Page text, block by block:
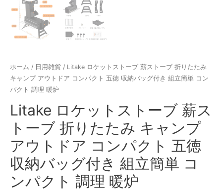
ホーム / 日用雑貨 / Litake ロケットストーブ 薪ストーブ 折りたたみ
キャンプ アウトドア コンパクト 五徳 収納バッグ付き 組立簡単 コン
パクト 調理 暖炉
Litake ロケットストーブ 薪ス
トーブ 折りたたみ キャンプ
アウトドア コンパクト 五徳
収納バッグ付き 組立簡単 コ
ンパクト 調理 暖炉